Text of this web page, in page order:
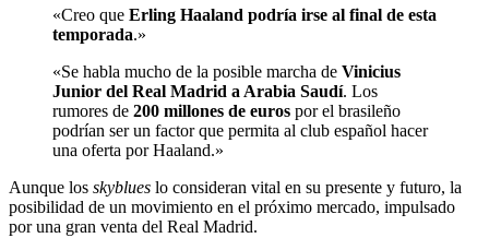
«Creo que Erling Haaland podría irse al final de esta
temporada.»
«Se habla mucho de la posible marcha de Vinicius
Junior del Real Madrid a Arabia Saudí. Los
rumores de 200 millones de euros por el brasileño
podrían ser un factor que permita al club español hacer
una oferta por Haaland.»
Aunque los skyblues lo consideran vital en su presente y futuro, la
posibilidad de un movimiento en el próximo mercado, impulsado
por una gran venta del Real Madrid.